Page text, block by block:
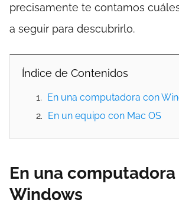
precisamente te contamos
a seguir para descubrirlo.
Índice de Contenidos
En una computadora con
En un equipo con Mac OS
En una
Windows